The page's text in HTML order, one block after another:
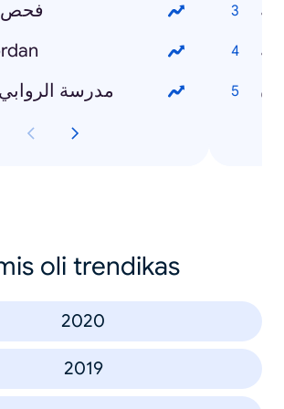
فحص
مدرسة
oli trendikas
2020
2019